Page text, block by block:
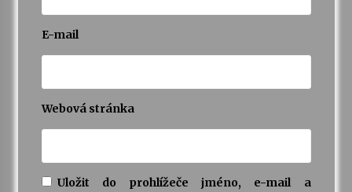
E-mail
Webová stránka
Uložit do prohlížeče jméno, e-mail a